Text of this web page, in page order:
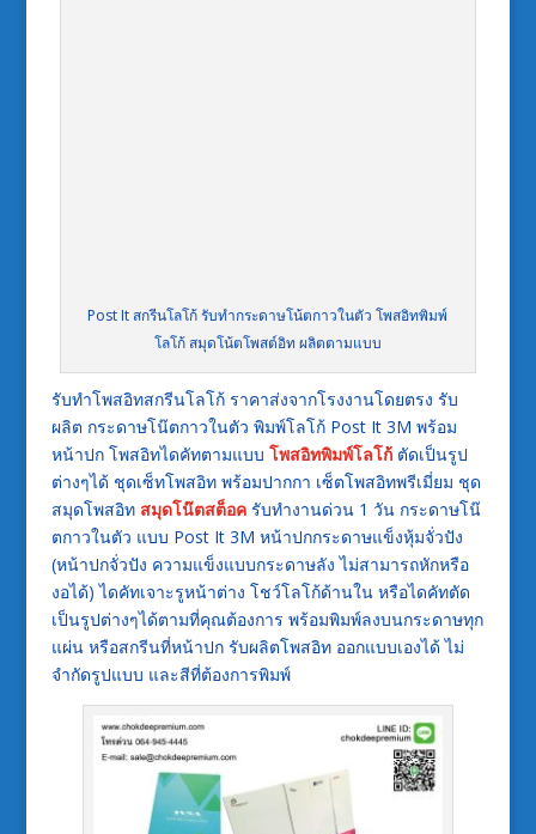
Post It สกรีนโลโก้ รับทำกระดาษโน้ตกาวในตัว โพสอิทพิมพ์
โลโก้ สมุดโน้ตโพสต์อิท ผลิตตามแบบ
รับทำโพสอิทสกรีนโลโก้ ราคาส่งจากโรงงานโดยตรง รับ
ผลิต กระดาษโน๊ตกาวในตัว พิมพ์โลโก้ Post It 3M พร้อม
หน้าปก โพสอิทไดคัทตามแบบ โพสอิทพิมพ์โลโก้ตัดเป็นรูป
ต่างๆได้ ชุดเซ็ทโพสอิท พร้อมปากกา เซ็ตโพสอิทพรีเมี่ยม ชุด
สมุดโพสอิท สมุดโน๊ตสต็อครับทำงานด่วน 1 วัน กระดาษโน๊
ตกาวในตัว แบบ Post It 3M หน้าปกกระดาษแข็งหุ้มจั่วปัง
(หน้าปกจั่วปัง ความแข็งแบบกระดาษลัง ไม่สามารถหักหรือ
งอได้) ไดคัทเจาะรูหน้าต่าง โชว์โลโก้ด้านใน หรือไดคัทตัด
เป็นรูปต่างๆได้ตามที่คุณต้องการ พร้อมพิมพ์ลงบนกระดาษทุก
แผ่น หรือสกรีนที่หน้าปก รับผลิตโพสอิท ออกแบบเองได้ ไม่
จำกัดรูปแบบ และสีที่ต้องการพิมพ์